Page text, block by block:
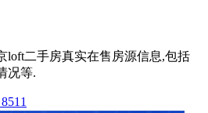
loft二手房真实在售房源信息,包括
况等.